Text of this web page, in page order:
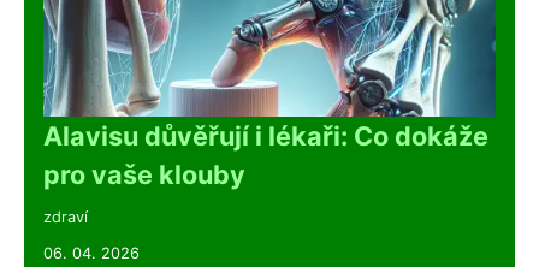
Alavisu důvěřují i lékaři: Co dokáže
pro vaše klouby
zdraví
06. 04. 2026